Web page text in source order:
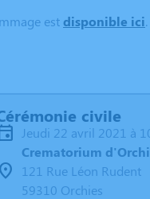
est disponible ici.
civile
jeudi 22 avril 2021 à
Crematorium
121 Rue Léon Rudent
59310 Orchies